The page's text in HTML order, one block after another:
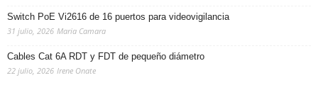
Switch PoE Vi2616 de 16 puertos para videovigilancia
31 julio, 2026 Maria Camara
Cables Cat 6A RDT y FDT de pequeño diámetro
22 julio, 2026 Irene Onate